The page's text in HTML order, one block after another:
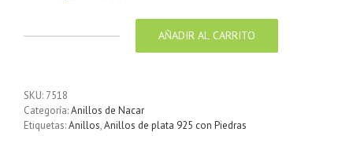
manos
Con
AÑADIR AL CARRITO
SKU: 7518
Categoría:Anillos de Nacar
Etiquetas:Anillos,Anillos de plata 925 con Piedras